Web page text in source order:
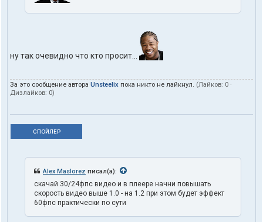
ну так очевидно что кто просит...
За это сообщение автора Unsteelix пока никто не лайкнул. (Лайков: 0 ·
Дизлайков: 0)
СПОЙЛЕР
Alex Maslorez писал(а):
скачай 30/24фпс видео и в плеере начни повышать
скорость видео выше 1.0 - на 1.2 при этом будет эффект
60фпс практически по сути